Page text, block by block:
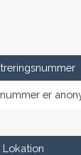
er
Lokation